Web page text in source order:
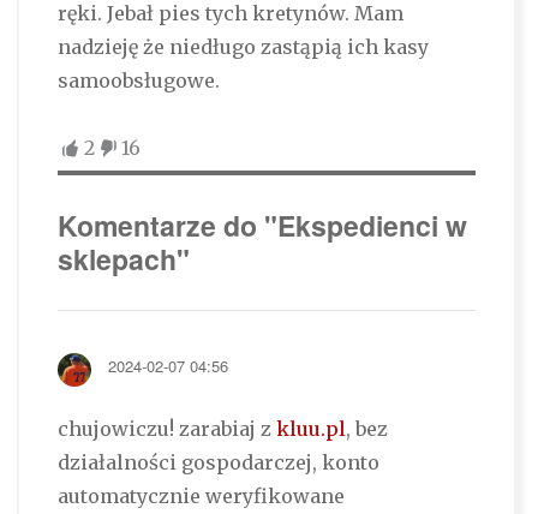
ręki. Jebał pies tych kretynów. Mam
nadzieję że niedługo zastąpią ich kasy
samoobsługowe.
2 16
Komentarze do "Ekspedienci w
sklepach"
2024-02-07 04:56
chujowiczu! zarabiaj z kluu.pl, bez
działalności gospodarczej, konto
automatycznie weryfikowane